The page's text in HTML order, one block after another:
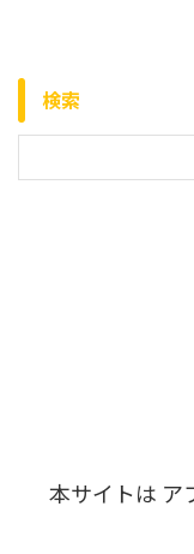
検索
本サイトは ア